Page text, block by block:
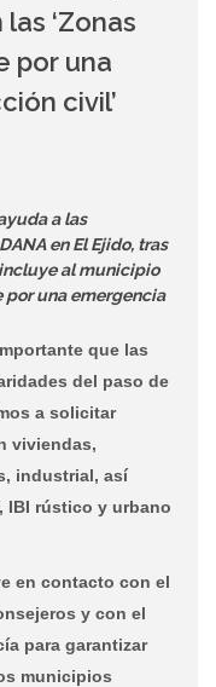
‘Zonas
por una
civil’
a las
en El Ejido, tras
al municipio
por una emergencia
que las
del paso de
a solicitar
viviendas,
industrial, así
IBI rústico y urbano
en contacto con el
y con el
para garantizar
municipios